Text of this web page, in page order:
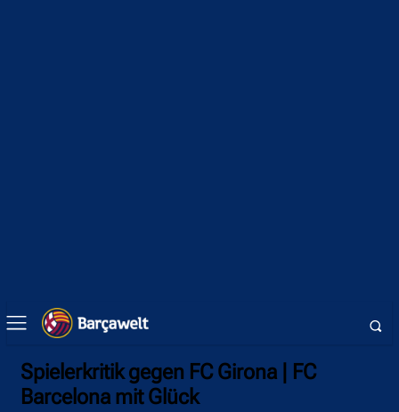
Spielerkritik gegen FC Girona | FC
Barcelona mit Glück